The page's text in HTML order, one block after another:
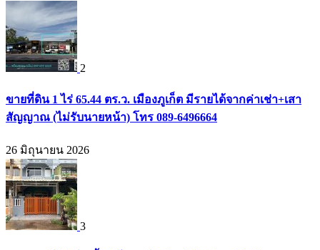
2
ขายที่ดิน 1 ไร่ 65.44 ตร.ว. เมืองภูเก็ต มีรายได้จากค่าเช่า+เสา
สัญญาณ (ไม่รับนายหน้า) โทร 089-6496664
26 มิถุนายน 2026
3